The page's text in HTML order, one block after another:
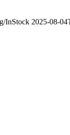
InStock 2025-08-